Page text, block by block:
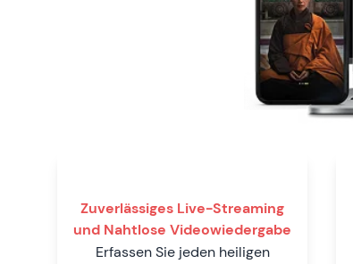
Zuverlässiges Live-Streaming
und Nahtlose Videowiedergabe
Erfassen Sie jeden heiligen